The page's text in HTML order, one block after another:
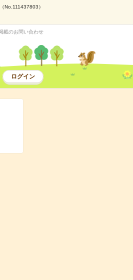
No.111437803）
載のお問い合わせ
ログイン